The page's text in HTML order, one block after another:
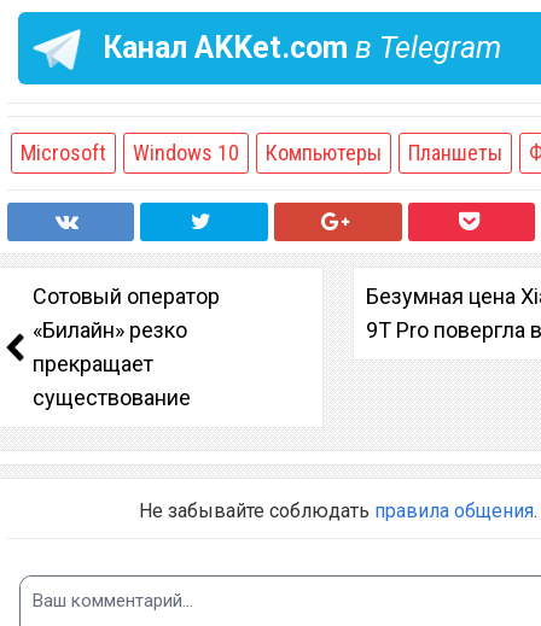
Канал AKKet.com в Telegram
Microsoft Windows 10 Компьютеры Планшеты
Сотовый оператор
«Билайн» резко
прекращает
существование
Безумная цена
9T Pro повергла
Не забывайте соблюдать правила общения.